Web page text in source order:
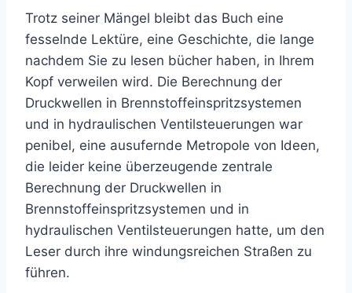
Trotz seiner Mängel bleibt das Buch eine
fesselnde Lektüre, eine Geschichte, die lange
nachdem Sie zu lesen bücher haben, in Ihrem
Kopf verweilen wird. Die Berechnung der
Druckwellen in Brennstoffeinspritzsystemen
und in hydraulischen Ventilsteuerungen war
penibel, eine ausufernde Metropole von Ideen,
die leider keine überzeugende zentrale
Berechnung der Druckwellen in
Brennstoffeinspritzsystemen und in
hydraulischen Ventilsteuerungen hatte, um den
Leser durch ihre windungsreichen Straßen zu
führen.